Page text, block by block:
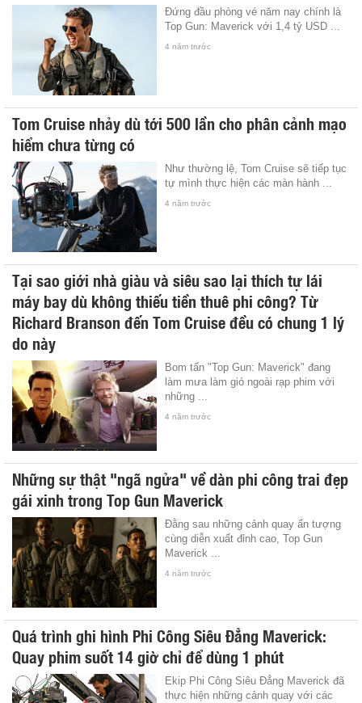
Đứng đầu phòng vé năm nay chính là
Top Gun: Maverick với 1,4 tỷ USD ...
4 năm trước
Tom Cruise nhảy dù tới 500 lần cho phân cảnh mạo
hiểm chưa từng có
Như thường lệ, Tom Cruise sẽ tiếp tục
tự mình thực hiện các màn hành ...
4 năm trước
Tại sao giới nhà giàu và siêu sao lại thích tự lái
máy bay dù không thiếu tiền thuê phi công? Từ
Richard Branson đến Tom Cruise đều có chung 1 lý
do này
Bom tấn "Top Gun: Maverick" đang
làm mưa làm gió ngoài rạp phim với
những ...
4 năm trước
Những sự thật "ngã ngửa" về dàn phi công trai đẹp
gái xinh trong Top Gun Maverick
Đằng sau những cảnh quay ấn tượng
cùng diễn xuất đỉnh cao, Top Gun
Maverick ...
4 năm trước
Quá trình ghi hình Phi Công Siêu Đẳng Maverick:
Quay phim suốt 14 giờ chỉ để dùng 1 phút
Ekip Phi Công Siêu Đẳng Maverick đã
thực hiện những cảnh quay với các